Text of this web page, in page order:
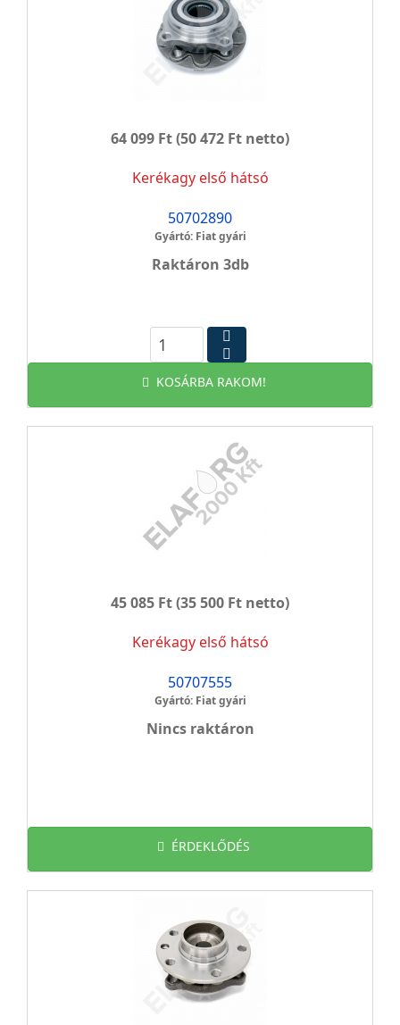
64 099 Ft(50 472 Ft netto)
Kerékagy első hátsó
50702890
Gyártó: Fiat gyári
Raktáron 3db
KOSÁRBA RAKOM!
45 085 Ft(35 500 Ft netto)
Kerékagy első hátsó
50707555
Gyártó: Fiat gyári
Nincs raktáron
ÉRDEKLŐDÉS